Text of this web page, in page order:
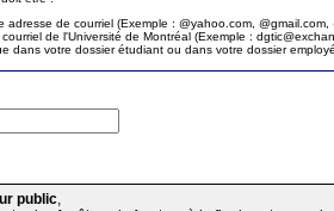
adresse de courriel (Exemple : @yahoo.com,
de l'Université de Montréal (Exemple :
dans votre dossier étudiant ou dans votre dossier
public,